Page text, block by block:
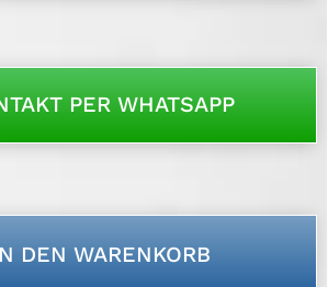
PER WHATSAPP
DEN WARENKORB